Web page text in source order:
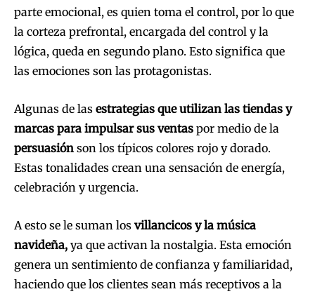
parte emocional, es quien toma el control, por lo que
la corteza prefrontal, encargada del control y la
lógica, queda en segundo plano. Esto significa que
las emociones son las protagonistas.
Algunas de las estrategias que utilizan las tiendas y
marcas para impulsar sus ventas por medio de la
persuasión son los típicos colores rojo y dorado.
Estas tonalidades crean una sensación de energía,
celebración y urgencia.
A esto se le suman los villancicos y la música
navideña, ya que activan la nostalgia. Esta emoción
genera un sentimiento de confianza y familiaridad,
haciendo que los clientes sean más receptivos a la